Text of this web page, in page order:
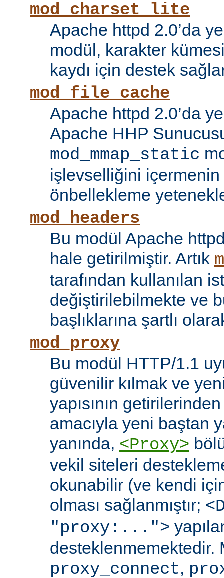
mod_charset_lite
Apache httpd 2.0’da
modül, karakter
kaydı için destek
mod_file_cache
Apache httpd 2.0’da
Apache HHP
mod_mmap_static
işlevselliğini içermenin
önbellekleme
mod_headers
Bu modül Apache
hale getirilmiştir. Artık
tarafından kullanılan
değiştirilebilmekte ve
başlıklarına şartlı
mod_proxy
Bu modül HTTP/1.1
güvenilir kılmak ve
yapısının
amacıyla yeni baştan
yanında, <Proxy>
vekil siteleri
okunabilir (ve kendi
olması sağlanmıştır;
"proxy:...">
desteklenmemektedir.
proxy_connect,